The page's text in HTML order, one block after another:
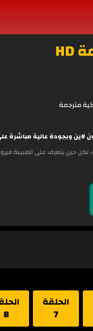
مترجمة
حين يتعرف على الطبيبة
الحلقة
7
8